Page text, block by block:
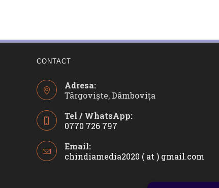
CONTACT
Adresa:
Târgoviște, Dâmbovița
Tel / WhatsApp:
0770 726 797
in
your
Email:
chindiamedia2020 ( at ) gmail.com